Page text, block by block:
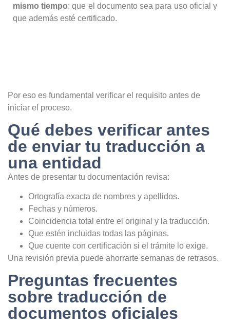
mismo tiempo: que el documento sea para uso oficial y
que además esté certificado.
Por eso es fundamental verificar el requisito antes de
iniciar el proceso.
Qué debes verificar antes
de enviar tu traducción a
una entidad
Antes de presentar tu documentación revisa:
Ortografía exacta de nombres y apellidos.
Fechas y números.
Coincidencia total entre el original y la traducción.
Que estén incluidas todas las páginas.
Que cuente con certificación si el trámite lo exige.
Una revisión previa puede ahorrarte semanas de retrasos.
Preguntas frecuentes
sobre traducción de
documentos oficiales